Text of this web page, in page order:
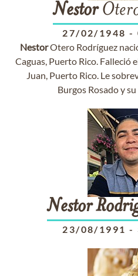
Nestor
27/02/1948 -
NestorOtero Rodríguez
Caguas, Puerto Rico. Falleció
Juan, Puerto Rico. Le
Burgos Rosado y
Nestor
23/08/1991 -